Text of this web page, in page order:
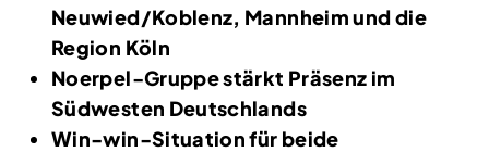
Neuwied/Koblenz, Mannheim und die
Region Köln
Noerpel-Gruppe stärkt Präsenz im
Südwesten Deutschlands
Win-win-Situation für beide